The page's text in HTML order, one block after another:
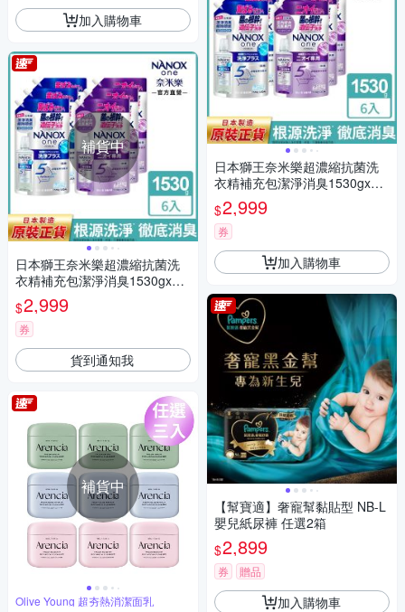
加入購物車
補貨中
日本獅王奈米樂超濃縮抗菌洗
衣精補充包潔淨消臭1530gx6
(室內晾衣/潔淨消臭)
$2,999
券
貨到通知我
補貨中
Olive Young 超夯熱消潔面乳
日本獅王奈米樂超濃縮抗菌洗
衣精補充包潔淨消臭1530gx6
(室內晾衣/潔淨消臭)
$2,999
券
加入購物車
【幫寶適】奢寵幫黏貼型 NB-L
嬰兒紙尿褲 任選2箱
$2,899
券 贈品
加入購物車